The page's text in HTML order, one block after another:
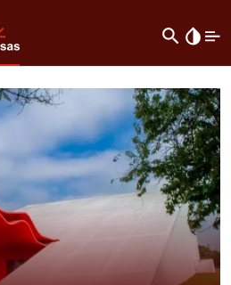
search invert_colors